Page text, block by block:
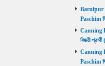
Baruipur
Paschim
Canning
বিজয়ী
Canning
Paschim